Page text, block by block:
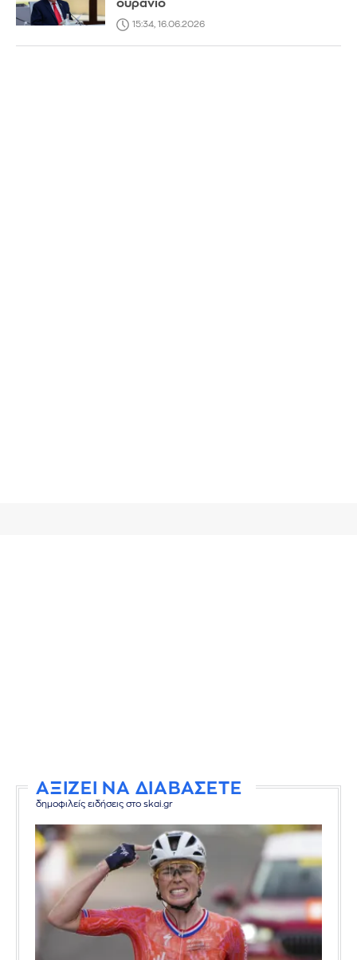
ουράνιο
15:34, 16.06.2026
ΑΞΙΖΕΙ ΝΑ ΔΙΑΒΑΣΕΤΕ
δημοφιλείς ειδήσεις στο skai.gr